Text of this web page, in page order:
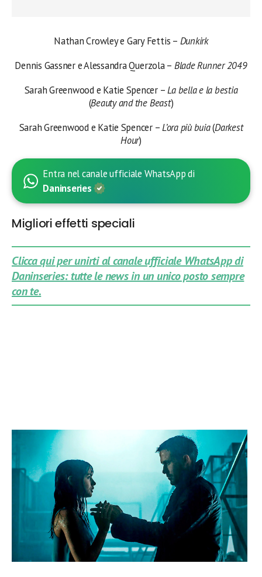
Nathan Crowley e Gary Fettis – Dunkirk
Dennis Gassner e Alessandra Querzola – Blade Runner 2049
Sarah Greenwood e Katie Spencer –La bella e la bestia
(Beauty and the Beast)
Sarah Greenwood e Katie Spencer –L’ora più buia(Darkest
Hour)
Entra nel canale ufficiale WhatsApp di
Daninseries
Migliori effetti speciali
Clicca qui per unirti al canale ufficiale WhatsApp di
Daninseries: tutte le news in un unico posto sempre
con te.